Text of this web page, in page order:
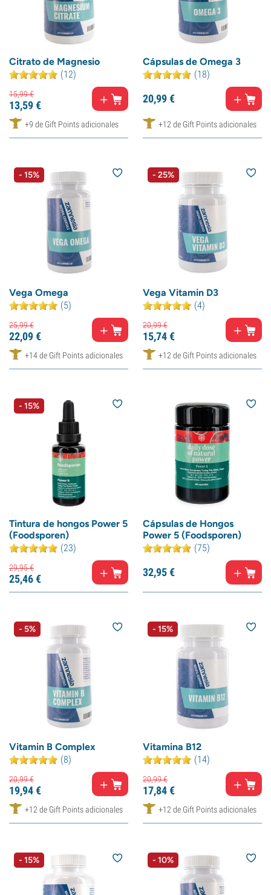
Citrato de Magnesio
(12)
15,99€
13,59€
+9 de Gift Points adicionales
Cápsulas de Omega 3
(18)
20,99€
+12 de Gift Points adicionales
- 15%
Vega Omega
(5)
25,99€
22,09€
+14 de Gift Points adicionales
- 25%
Vega Vitamin D3
(4)
20,99€
15,74€
+12 de Gift Points adicionales
- 15%
Tintura de hongos Power 5
(Foodsporen)
(23)
29,95€
25,46€
Cápsulas de Hongos
Power 5 (Foodsporen)
(75)
32,95€
- 5%
Vitamin B Complex
(8)
20,99€
19,94€
+12 de Gift Points adicionales
- 15%
Vitamina B12
(14)
20,99€
17,84€
+12 de Gift Points adicionales
- 15% - 10%